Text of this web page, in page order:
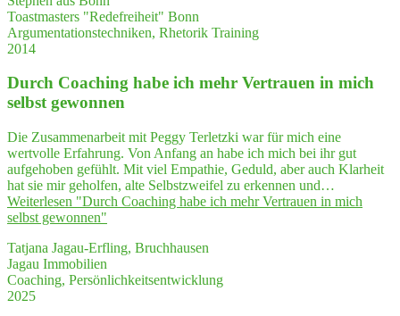
Toastmasters "Redefreiheit" Bonn
Argumentationstechniken, Rhetorik Training
2014
Durch Coa­ching habe ich mehr Ver­trau­en in mich
selbst gewonnen
Die Zusammenarbeit mit Peggy Terletzki war für mich eine
wertvolle Erfahrung. Von Anfang an habe ich mich bei ihr gut
aufgehoben gefühlt. Mit viel Empathie, Geduld, aber auch Klarheit
hat sie mir geholfen, alte Selbstzweifel zu erkennen und…
Weiterlesen "Durch Coa­ching habe ich mehr Ver­trau­en in mich
selbst gewonnen"
Tatjana Jagau-Erfling, Bruchhausen
Jagau Immobilien
Coaching, Persönlichkeitsentwicklung
2025